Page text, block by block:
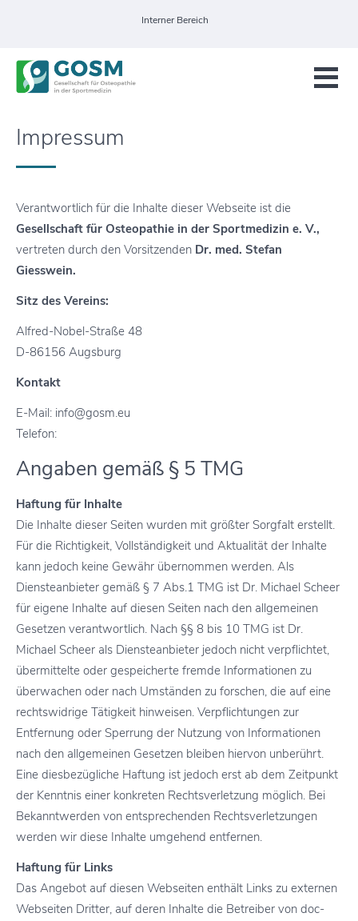
Interner Bereich
Impressum
Verantwortlich für die Inhalte dieser Webseite ist die
Gesellschaft für Osteopathie in der Sportmedizin e. V.,
vertreten durch den Vorsitzenden Dr. med. Stefan
Giesswein.
Sitz des Vereins:
Alfred-Nobel-Straße 48
D-86156 Augsburg
Kontakt
E-Mail: info@gosm.eu
Telefon:
Angaben gemäß § 5 TMG
Haftung für Inhalte
Die Inhalte dieser Seiten wurden mit größter Sorgfalt erstellt.
Für die Richtigkeit, Vollständigkeit und Aktualität der Inhalte
kann jedoch keine Gewähr übernommen werden. Als
Diensteanbieter gemäß § 7 Abs.1 TMG ist Dr. Michael Scheer
für eigene Inhalte auf diesen Seiten nach den allgemeinen
Gesetzen verantwortlich. Nach §§ 8 bis 10 TMG ist Dr.
Michael Scheer als Diensteanbieter jedoch nicht verpflichtet,
übermittelte oder gespeicherte fremde Informationen zu
überwachen oder nach Umständen zu forschen, die auf eine
rechtswidrige Tätigkeit hinweisen. Verpflichtungen zur
Entfernung oder Sperrung der Nutzung von Informationen
nach den allgemeinen Gesetzen bleiben hiervon unberührt.
Eine diesbezügliche Haftung ist jedoch erst ab dem Zeitpunkt
der Kenntnis einer konkreten Rechtsverletzung möglich. Bei
Bekanntwerden von entsprechenden Rechtsverletzungen
werden wir diese Inhalte umgehend entfernen.
Haftung für Links
Das Angebot auf diesen Webseiten enthält Links zu externen
Webseiten Dritter, auf deren Inhalte die Betreiber von doc-